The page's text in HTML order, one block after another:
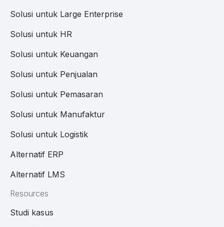
Solusi untuk Large Enterprise
Solusi untuk HR
Solusi untuk Keuangan
Solusi untuk Penjualan
Solusi untuk Pemasaran
Solusi untuk Manufaktur
Solusi untuk Logistik
Alternatif ERP
Alternatif LMS
Resources
Studi kasus